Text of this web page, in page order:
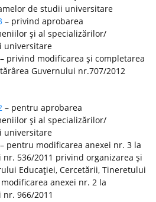
de studii universitare
– privind aprobarea
şi al specializărilor/
universitare
– privind modificarea şi completarea
Guvernului nr.707/2012
– pentru aprobarea
şi al specializărilor/
universitare
– pentru modificarea anexei nr. 3 la
536/2011 privind organizarea şi
Educaţiei, Cercetării, Tineretului
anexei nr. 2 la
966/2011